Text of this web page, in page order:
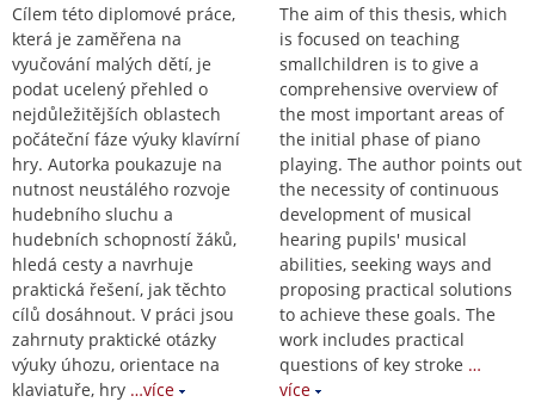
Cílem této diplomové práce,
která je zaměřena na
vyučování malých dětí, je
podat ucelený přehled o
nejdůležitějších oblastech
počáteční fáze výuky klavírní
hry. Autorka poukazuje na
nutnost neustálého rozvoje
hudebního sluchu a
hudebních schopností žáků,
hledá cesty a navrhuje
praktická řešení, jak těchto
cílů dosáhnout. V práci jsou
zahrnuty praktické otázky
výuky úhozu, orientace na
klaviatuře, hry …více
The aim of this thesis, which
is focused on teaching
smallchildren is to give a
comprehensive overview of
the most important areas of
the initial phase of piano
playing. The author points out
the necessity of continuous
development of musical
hearing pupils' musical
abilities, seeking ways and
proposing practical solutions
to achieve these goals. The
work includes practical
questions of key stroke …
více